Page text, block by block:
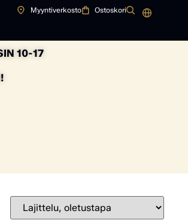
Myyntiverkosto Ostoskori
10-17